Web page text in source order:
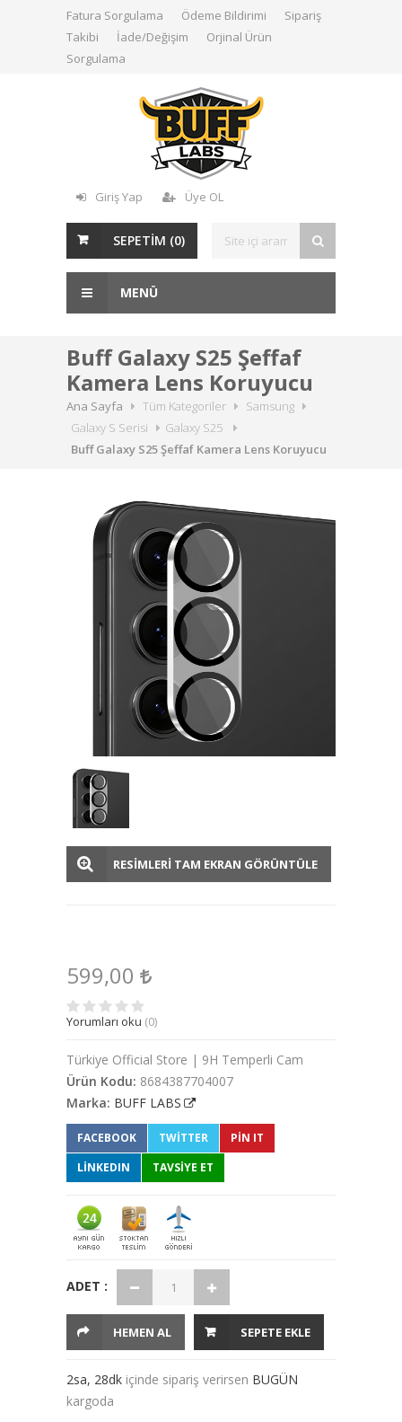
Fatura Sorgulama Ödeme Bildirimi
Sipariş
Takibi
İade/Değişim
Orjinal Ürün
Sorgulama
Giriş Yap Üye OL
SEPETİM (0)
MENÜ
Buff Galaxy S25 Şeffaf
Kamera Lens Koruyucu
Ana Sayfa Tüm Kategoriler
Samsung
Galaxy S Serisi
Galaxy S25
Buff Galaxy S25 Şeffaf Kamera Lens Koruyucu
RESİMLERİ TAM EKRAN GÖRÜNTÜLE
599,00
Yorumları oku (0)
Türkiye Official Store | 9H Temperli Cam
Ürün Kodu: 8684387704007
Marka: BUFF LABS
FACEBOOK TWITTER
PIN IT
LINKEDIN
TAVSİYE ET
ADET :
HEMEN AL SEPETE EKLE
2sa, 28dk içinde sipariş verirsen BUGÜN
kargoda